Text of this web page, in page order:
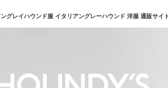
グレイハウンド服 イタリアングレーハウンド 洋服 通販サ